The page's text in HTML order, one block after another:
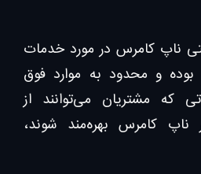
ناپ کامرس در مورد خدمات
و محدود به موارد فوق
که مشتریان می‌توانند از
ناپ کامرس بهره‌مند شوند،